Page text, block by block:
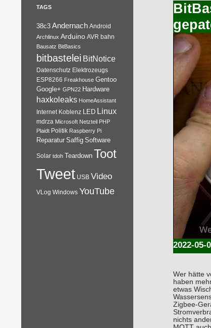
2022-05-
Wer hätte
haben
etwas
Zigbee-
nichts
TAGS
38c3 Andernach Android
Archlinux Arduino AVR bahn
Bausatz BitBasics
bitbastelei BitNotice
Datenschutz Elektrozeugs
ESP8266 Freakhouse Gentoo
Google+ GPN22 Hardware
haxkoleaks HomeAssistant
Internet Koblenz LED Linux
mdrza Microsoft Netzteil PHP
Plaidt Politik Raspberry Pi
Reparatur Saffig Software
Solar tdoh Teardown Toot
Tweet USB Video
VLog Windows YouTube